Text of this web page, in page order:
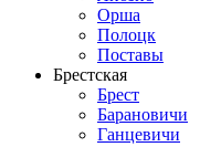
Орша
Полоцк
Поставы
Брестская
Брест
Барановичи
Ганцевичи